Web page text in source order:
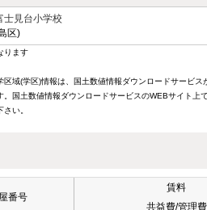
士見台小学校
区)
ります
区域(学区)情報は、国土数値情報ダウンロードサービ
国土数値情報ダウンロードサービスのWEBサイト
い。
番号
賃料
共益費/管理費